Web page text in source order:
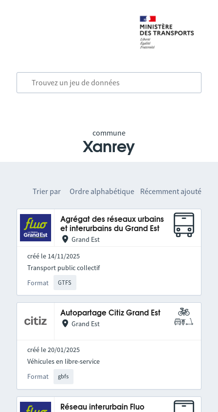
commune
Xanrey
Trier par Ordre alphabétique Récemment ajouté
Agrégat des réseaux urbains
et interurbains du Grand Est
Grand Est
créé le 14/11/2025
Format GTFS
Transport public collectif
Autopartage Citiz Grand Est
Grand Est
créé le 20/01/2025
Format gbfs
Véhicules en libre-service
Réseau interurbain Fluo